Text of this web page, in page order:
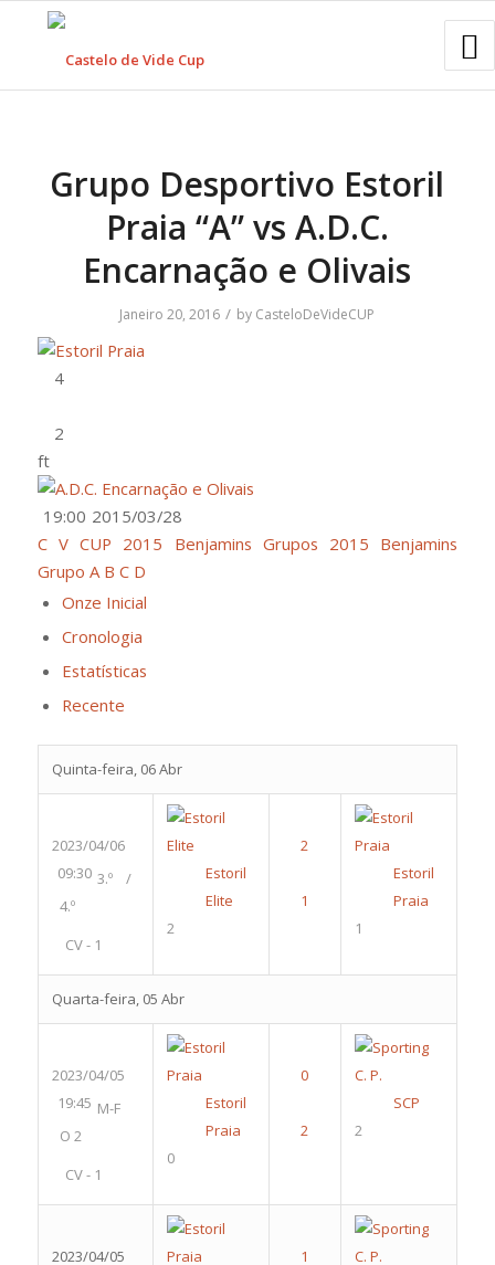
Grupo Desportivo Estoril
Praia “A” vs A.D.C.
Encarnação e Olivais
Janeiro 20, 2016 / by CasteloDeVideCUP
ft
2015/03/28
19:00
C V CUP 2015 Benjamins Grupos 2015 Benjamins
Grupo A B C D
Onze Inicial
Cronologia
Estatísticas
Recente
Quinta-feira, 06 Abr
2023/04/06
09:30 3.º /
4.º
CV - 1
Estoril
Elite
2
Estoril
Praia
1
Quarta-feira, 05 Abr
2023/04/05
19:45 M-F
O 2
CV - 1
Estoril
Praia
0
SCP
2
2023/04/05